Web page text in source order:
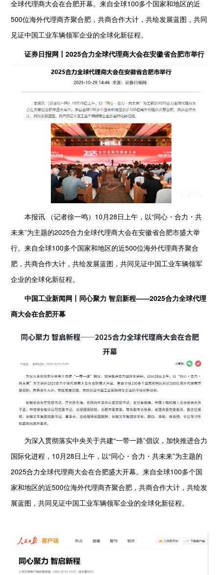
全球代理商大会在合肥开幕。来自全球100多个国家和地区的近
500位海外代理商齐聚合肥，共商合作大计，共绘发展蓝图，共同
见证中国工业车辆领军企业的全球化新征程。
证券日报网丨2025合力全球代理商大会在安徽省合肥市举行
本报讯 （记者徐一鸣）10月28日上午，以“同心・合力・共
未来”为主题的2025合力全球代理商大会在安徽省合肥市盛大举
行。来自全球100多个国家和地区的近500位海外代理商齐聚合
肥，共商合作大计，共绘发展蓝图，共同见证中国工业车辆领军
企业的全球化新征程。
中国工业新闻网丨同心聚力 智启新程——2025合力全球代理
商大会在合肥开幕
为深入贯彻落实中央关于共建“一带一路”倡议，加快推进合力
国际化进程，10月28日上午，以“同心・合力・共未来”为主题的
2025合力全球代理商大会在合肥盛大开幕。来自全球100多个国
家和地区的近500位海外代理商齐聚合肥，共商合作大计，共绘发
展蓝图，共同见证中国工业车辆领军企业的全球化新征程。